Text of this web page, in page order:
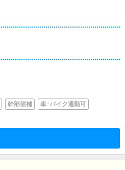
幹部候補
車･バイク通勤可